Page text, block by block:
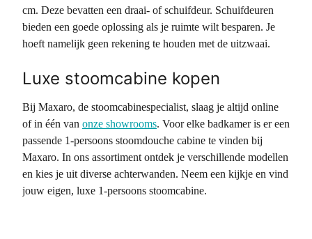
cm. Deze bevatten een draai- of schuifdeur. Schuifdeuren
bieden een goede oplossing als je ruimte wilt besparen. Je
hoeft namelijk geen rekening te houden met de uitzwaai.
Luxe stoomcabine kopen
Bij Maxaro, de stoomcabinespecialist, slaag je altijd online
of in één van onze showrooms. Voor elke badkamer is er een
passende 1-persoons stoomdouche cabine te vinden bij
Maxaro. In ons assortiment ontdek je verschillende modellen
en kies je uit diverse achterwanden. Neem een kijkje en vind
jouw eigen, luxe 1-persoons stoomcabine.